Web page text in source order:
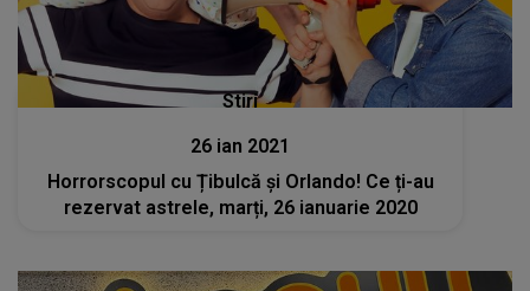
Stiri
26 ian 2021
Horrorscopul cu Țibulcă și Orlando! Ce ți-au
rezervat astrele, marți, 26 ianuarie 2020